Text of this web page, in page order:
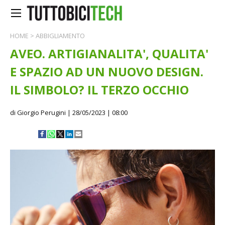
HOME > ABBIGLIAMENTO
AVEO. ARTIGIANALITA', QUALITA'
E SPAZIO AD UN NUOVO DESIGN.
IL SIMBOLO? IL TERZO OCCHIO
di Giorgio Perugini | 28/05/2023 | 08:00